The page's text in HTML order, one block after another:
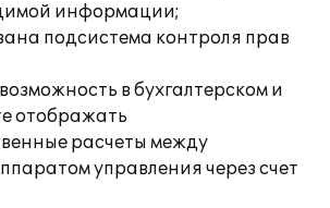
информации;
подсистема контроля прав
в бухгалтерском и
отображать
расчеты между
управления через счет